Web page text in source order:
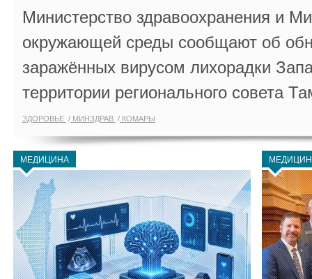
Министерство здравоохранения и
окружающей среды сообщают об
заражённых вирусом лихорадки
территории регионального совета
ЗДОРОВЬЕ МИНЗДРАВ КОМАРЫ
МЕДИЦИНА